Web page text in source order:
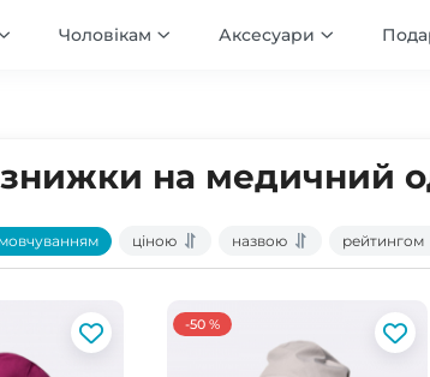
Чоловікам Аксесуари
знижки на медичний
ціною назвою рейтингом
-50 %